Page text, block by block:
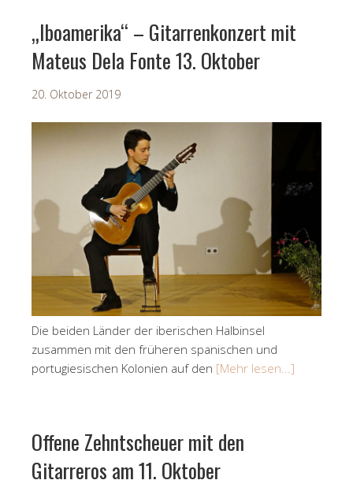
„Iboamerika“ – Gitarrenkonzert mit
Mateus Dela Fonte 13. Oktober
20. Oktober 2019
Die beiden Länder der iberischen Halbinsel
zusammen mit den früheren spanischen und
portugiesischen Kolonien auf den [Mehr lesen...]
Offene Zehntscheuer mit den
Gitarreros am 11. Oktober